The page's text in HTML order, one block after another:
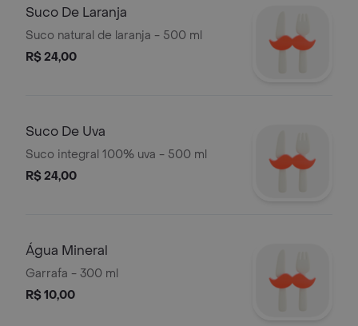
Suco De Laranja
Suco natural de laranja - 500 ml
R$ 24,00
Suco De Uva
Suco integral 100% uva - 500 ml
R$ 24,00
Água Mineral
Garrafa - 300 ml
R$ 10,00